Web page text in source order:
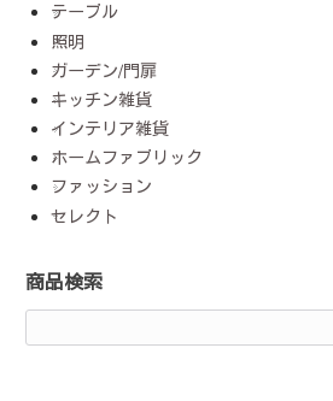
テーブル
照明
ガーデン/門扉
キッチン雑貨
インテリア雑貨
ホームファブリック
ファッション
セレクト
商品検索